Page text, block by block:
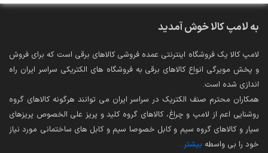
به لامپ کالا خوش آمدید
لامپ کالا یک فروشگاه اینترنتی عمده فروشی کالاهای برقی است که برای فروش
و پخش مویرگی انواع کالاهای برقی به فروشگاه های الکتریکی سراسر ایران راه
اندازی شده است.
همکاران محترم صنف الکتریک در سراسر ایران می توانند هرگونه کالاهای گروه
روشنایی اعم از لامپ و چراغ، کالاهای گروه کلید و پریز علی الخصوص پریزهای
سیار و کالاهای گروه سیم و کابل خصوصا سیم و کابل های ساختمانی مورد نیاز
خود را بی واسطه بیشتر...